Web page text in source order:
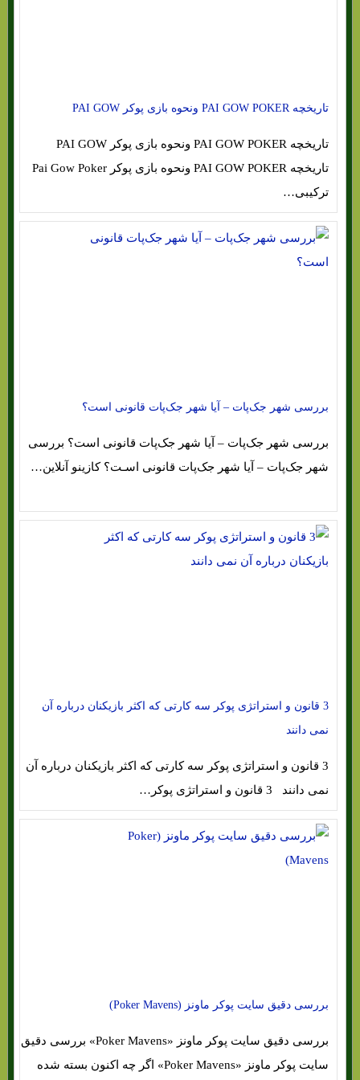
تاریخچه PAI GOW POKER ونحوه بازی پوکر PAI GOW
تاریخچه PAI GOW POKER ونحوه بازی پوکر PAI GOW
تاریخچه PAI GOW POKER ونحوه بازی پوکر Pai Gow Poker
ترکیبی…
بررسی شهر جک‌پات – آیا شهر جک‌پات قانونی است؟
بررسی شهر جک‌پات – آیا شهر جک‌پات قانونی است؟ بررسی
شهر جک‌پات – آیا شهر جک‌پات قانونی اسـت؟ کازینو آنلاین…
3 قانون و استراتژی پوکر سه کارتی که اکثر بازیکنان درباره آن
نمی دانند
3 قانون و استراتژی پوکر سه کارتی که اکثر بازیکنان درباره آن
نمی دانند 3 قانون و استراتژی پوکر…
بررسی دقیق سایت پوکر ماونز (Poker Mavens)
بررسی دقیق سایت پوکر ماونز «Poker Mavens» بررسی دقیق
سایت پوکر ماونز «Poker Mavens» اگر چه اکنون بسته شده